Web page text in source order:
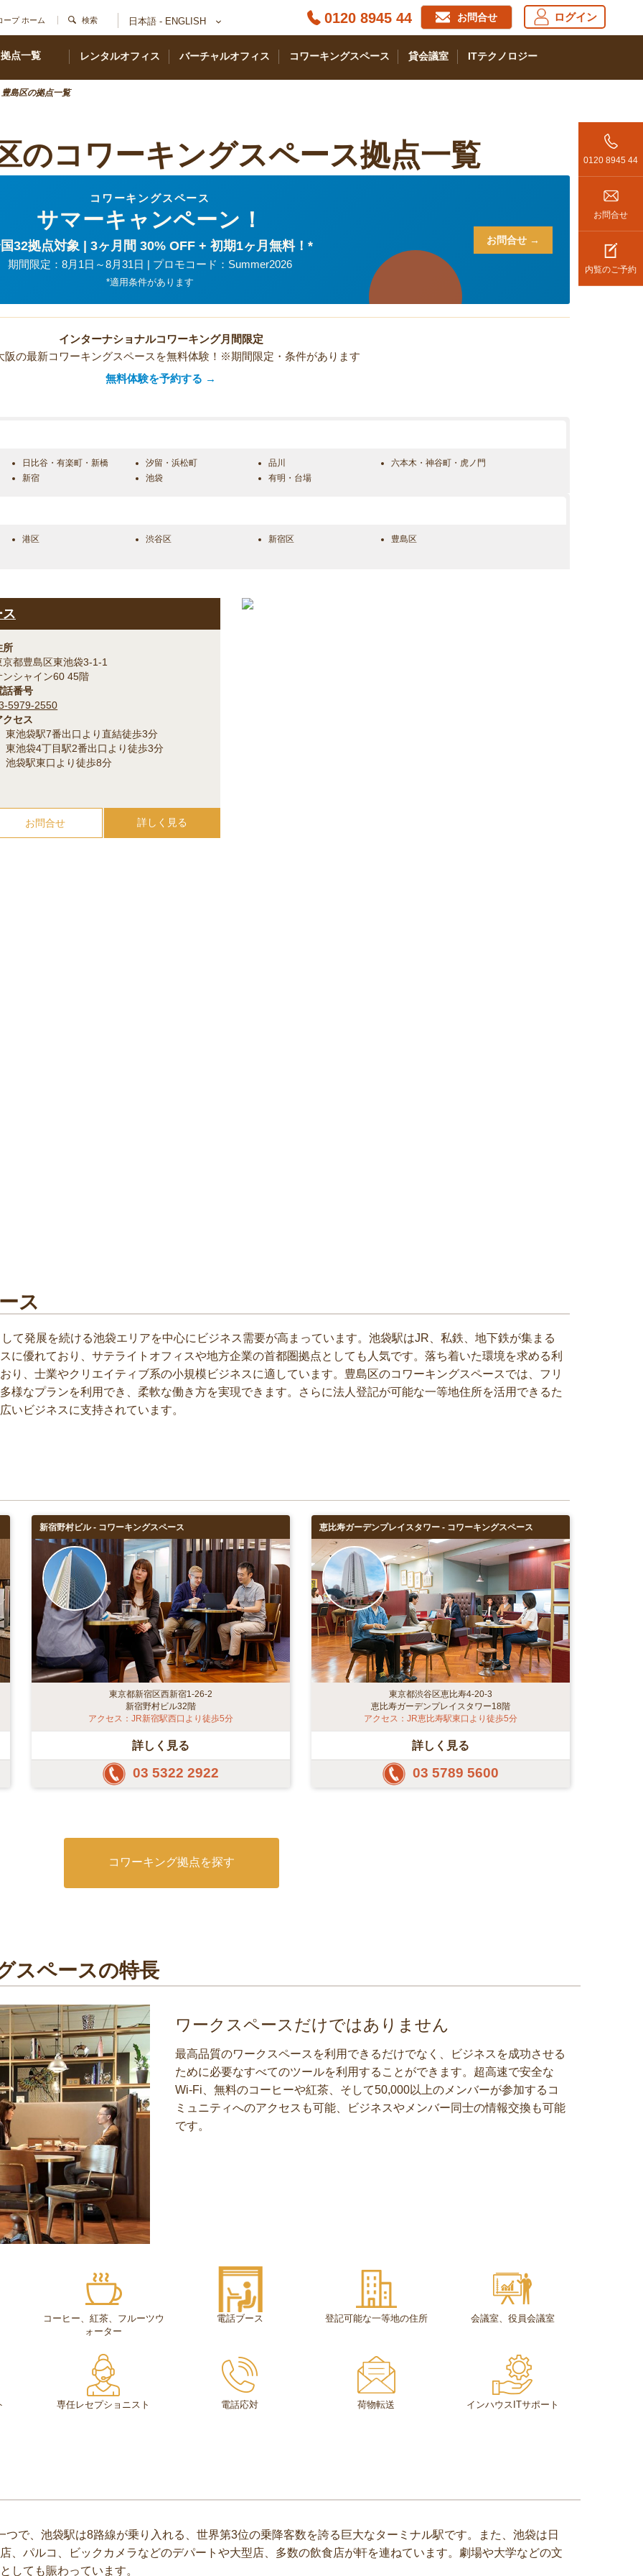
ープ ホーム 検索 日本語 - ENGLISH ログイン
お問合せ
0120 8945 44
レンタルオフィス バーチャルオフィス コワーキングスペース 貸会議室 ITテクノロジー
拠点一覧
0120 8945 44
お問合せ
内覧のご予約
豊島区の拠点一覧
のコワーキングスペース拠点一覧
コワーキングスペース
サマーキャンペーン！
32拠点対象 | 3ヶ月間 30% OFF + 初期1ヶ月無料！*
期間限定：8月1日～8月31日 | プロモコード：Summer2026
*適用条件があります
お問合せ →
インターナショナルコワーキング月間限定
阪の最新コワーキングスペースを無料体験！※期間限定・条件があります
無料体験を予約する →
日比谷・有楽町・新橋 汐留・浜松町 品川
六本木・神谷町・虎ノ門
新宿
池袋 有明・台場
港区 渋谷区 新宿区 豊島区
所
京都豊島区東池袋3-1-1
ンシャイン60 45階
話番号
5979-2550
クセス
東池袋駅7番出口より直結徒歩3分
東池袋4丁目駅2番出口より徒歩3分
池袋駅東口より徒歩8分
お問合せ 詳しく見る
ス
て発展を続ける池袋エリアを中心にビジネス需要が高まっています。池袋駅はJR、私鉄、地下鉄が集まる
に優れており、サテライトオフィスや地方企業の首都圏拠点としても人気です。落ち着いた環境を求める利
り、士業やクリエイティブ系の小規模ビジネスに適しています。豊島区のコワーキングスペースでは、フリ
様なプランを利用でき、柔軟な働き方を実現できます。さらに法人登記が可能な一等地住所を活用できるた
いビジネスに支持されています。
新宿野村ビル - コワーキングスペース
東京都新宿区西新宿1-26-2
新宿野村ビル32階
アクセス：JR新宿駅西口より徒歩5分
詳しく見る
03 5322 2922
恵比寿ガーデンプレイスタワー - コワーキングスペース
東京都渋谷区恵比寿4-20-3
恵比寿ガーデンプレイスタワー18階
アクセス：JR恵比寿駅東口より徒歩5分
詳しく見る
03 5789 5600
コワーキング拠点を探す
スペースの特長
ワークスペースだけではありません
最高品質のワークスペースを利用できるだけでなく、ビジネスを成功させる
ために必要なすべてのツールを利用することができます。超高速で安全な
Wi-Fi、無料のコーヒーや紅茶、そして50,000以上のメンバーが参加するコ
ミュニティへのアクセスも可能、ビジネスやメンバー同士の情報交換も可能
です。
コーヒー、紅茶、フルーツウ
ォーター
電話ブース 登記可能な一等地の住所 会議室、役員会議室
専任レセプショニスト 電話応対 荷物転送 インハウスITサポート
で、池袋駅は8路線が乗り入れる、世界第3位の乗降客数を誇る巨大なターミナル駅です。また、池袋は日
、パルコ、ビックカメラなどのデパートや大型店、多数の飲食店が軒を連ねています。劇場や大学などの文
しても賑わっています。